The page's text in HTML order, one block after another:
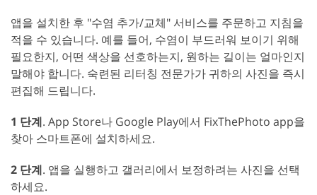
앱을 설치한 후 "수염 추가/교체" 서비스를 주문하고 지침을
적을 수 있습니다. 예를 들어, 수염이 부드러워 보이기 위해
필요한지, 어떤 색상을 선호하는지, 원하는 길이는 얼마인지
말해야 합니다. 숙련된 리터칭 전문가가 귀하의 사진을 즉시
편집해 드립니다.
1 단계. App Store나 Google Play에서 FixThePhoto app을
찾아 스마트폰에 설치하세요.
2 단계. 앱을 실행하고 갤러리에서 보정하려는 사진을 선택
하세요.